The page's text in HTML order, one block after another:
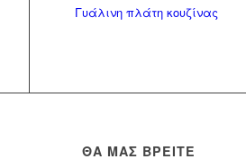
Γυάλινη πλάτη κουζίνας
ΘΑ ΜΑΣ ΒΡΕΊΤΕ